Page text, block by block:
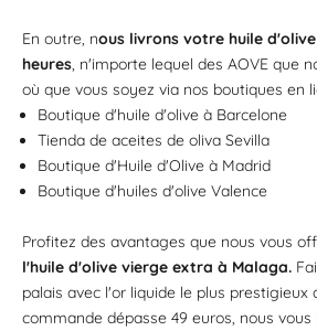
En outre, nous livrons votre huile
heures, n'importe lequel des AOVE que
où que vous soyez via nos boutiques en
Boutique d'huile d'olive à Barcelone
Tienda de aceites de oliva Sevilla
Boutique d'Huile d'Olive à Madrid
Boutique d'huiles d'olive Valence
Profitez des avantages que nous vous
l'huile d'olive vierge extra à Malaga.
palais avec l'or liquide le plus prestigieux
commande dépasse 49 euros, nous vous